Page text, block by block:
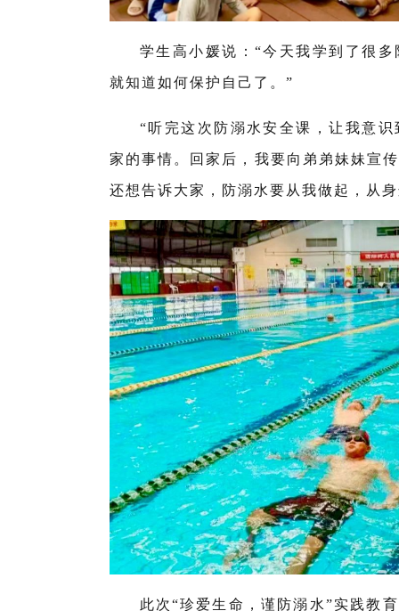
学生高小媛说：“今天我学到了很
就知道如何保护自己了。”
“听完这次防溺水安全课，让我意
家的事情。回家后，我要向弟弟妹妹宣
还想告诉大家，防溺水要从我做起，从
此次“珍爱生命，谨防溺水”实践教